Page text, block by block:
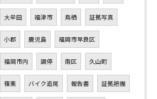
大牟田 福津市 鳥栖 証拠写真
小郡 鹿児島 福岡市早良区
福岡市内 調停 南区 久山町
篠栗 バイク追尾 報告書 証拠把握